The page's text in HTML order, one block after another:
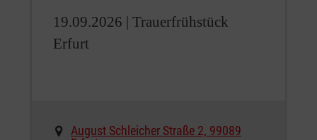
19.09.2026 | Trauerfrühstück
Erfurt
August Schleicher Straße 2, 99089